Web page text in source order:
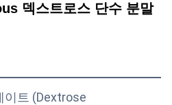
덱스트로스 단수 분말
이트 (Dextrose